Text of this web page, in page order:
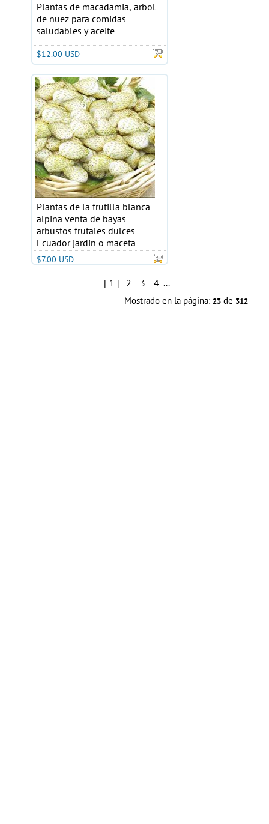
Plantas de macadamia, arbol
de nuez para comidas
saludables y aceite
$12.00 USD
Plantas de la frutilla blanca
alpina venta de bayas
arbustos frutales dulces
Ecuador jardin o maceta
$7.00 USD
[ 1 ] 2 3 4 ...
Mostrado en la página: 23 de 312